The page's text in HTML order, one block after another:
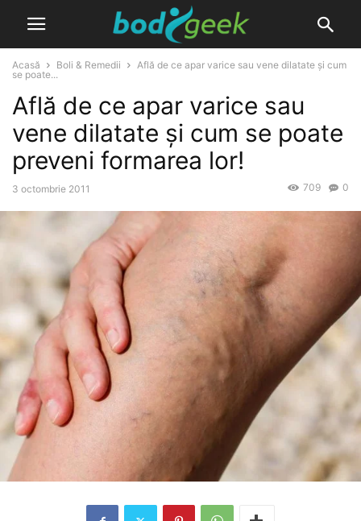
Acasă Boli & Remedii
Află de ce apar varice sau vene dilatate și cum
se poate...
Află de ce apar varice sau
vene dilatate și cum se poate
preveni formarea lor!
3 octombrie 2011 0
709